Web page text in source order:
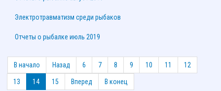
Электротравматизм среди рыбаков
Отчеты о рыбалке июль 2019
В начало Назад 6 7 8 9 10 11 12
13 14 15 Вперед В конец